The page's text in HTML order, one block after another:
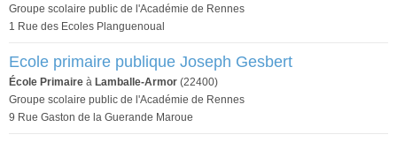
Groupe scolaire public de l'Académie de Rennes
1 Rue des Ecoles Planguenoual
Ecole primaire publique Joseph Gesbert
École Primaire à Lamballe-Armor (22400)
Groupe scolaire public de l'Académie de Rennes
9 Rue Gaston de la Guerande Maroue